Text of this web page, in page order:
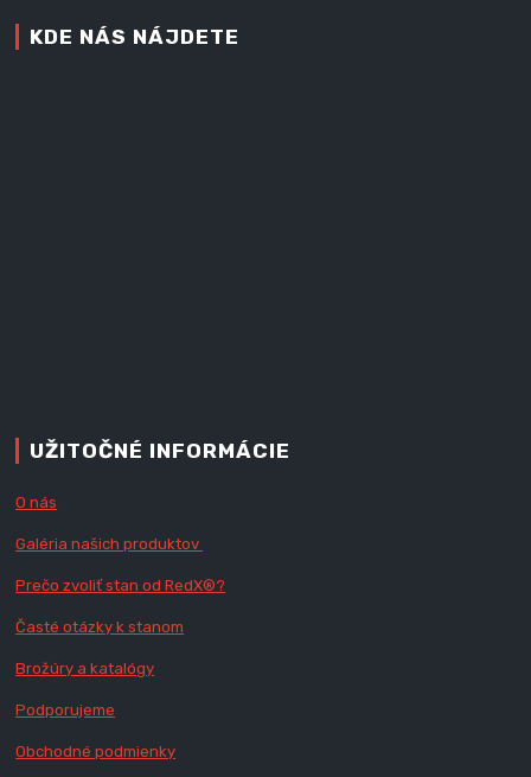
KDE NÁS NÁJDETE
UŽITOČNÉ INFORMÁCIE
O nás
Galéria našich produktov
Prečo zvoliť stan od RedX®?
Časté otázky k stanom
Brožúry a katalógy
Podporujeme
Obchodné podmienky